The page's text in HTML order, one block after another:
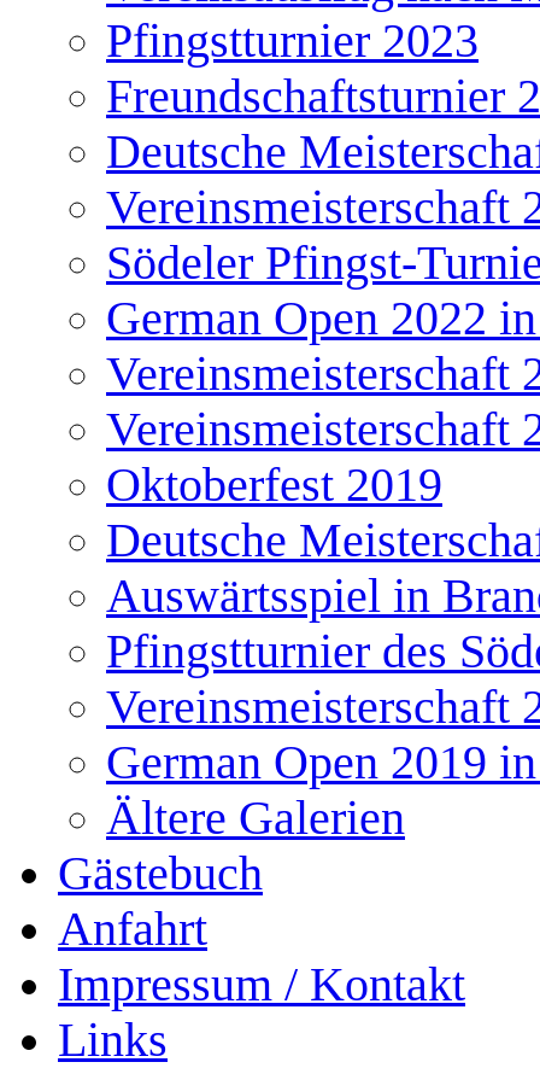
Pfingstturnier 2023
Freundschaftsturnier
Deutsche
Vereinsmeisterschaft
Södeler Pfingst-
German Open 2022
Vereinsmeisterschaft
Vereinsmeisterschaft
Oktoberfest 2019
Deutsche
Auswärtsspiel in
Pfingstturnier des
Vereinsmeisterschaft
German Open 2019
Ältere Galerien
Gästebuch
Anfahrt
Impressum / Kontakt
Links